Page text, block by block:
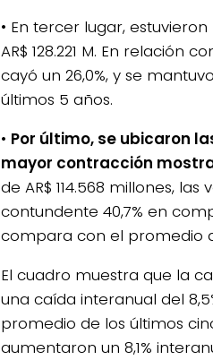
• En tercer lugar,
AR$ 128.221 M. En relación
cayó un 26,0%, y se
últimos 5 años.
• Por último, se ubicaron
mayor contracción
de AR$ 114.568 millones,
contundente 40,7% en
compara con el promedio
El cuadro muestra que la
una caída interanual del
promedio de los últimos
aumentaron un 8,1%